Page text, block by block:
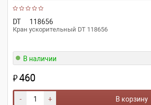
DT 118656
Кран ускорительный DT 118656
В наличии
₽460
- + В корзину